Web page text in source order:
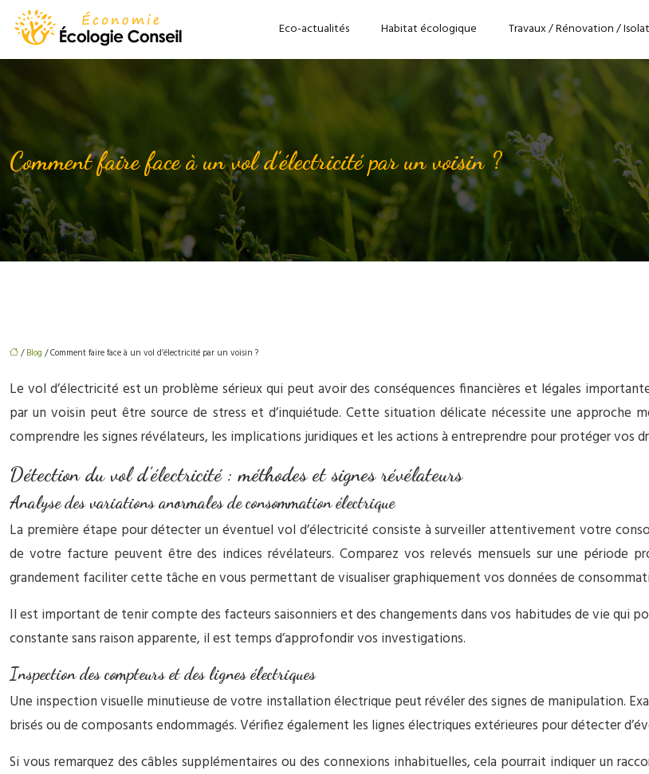
Eco-actualités Habitat écologique Travaux / Rénovation /
Comment faire face à un vol d’électricité par un voisin ?
/Blog / Comment faire face à un vol d’électricité par un voisin ?
Le vol d’électricité est un problème sérieux qui peut avoir des conséquences financières et légales
par un voisin peut être source de stress et d’inquiétude. Cette situation délicate nécessite une approche
comprendre les signes révélateurs, les implications juridiques et les actions à entreprendre pour protéger vos
Détection du vol d’électricité : méthodes et signes révélateurs
Analyse des variations anormales de consommation électrique
La première étape pour détecter un éventuel vol d’électricité consiste à surveiller attentivement votre
de votre facture peuvent être des indices révélateurs. Comparez vos relevés mensuels sur une
grandement faciliter cette tâche en vous permettant de visualiser graphiquement vos données de
Il est important de tenir compte des facteurs saisonniers et des changements dans vos habitudes de vie qui
constante sans raison apparente, il est temps d’approfondir vos investigations.
Inspection des compteurs et des lignes électriques
Une inspection visuelle minutieuse de votre installation électrique peut révéler des signes de manipulation.
brisés ou de composants endommagés. Vérifiez également les lignes électriques extérieures pour détecter
Si vous remarquez des câbles supplémentaires ou des connexions inhabituelles, cela pourrait indiquer un